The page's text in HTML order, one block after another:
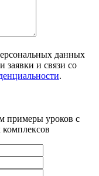
данных
заявки и связи со
.
примеры уроков с